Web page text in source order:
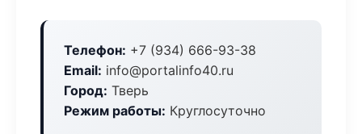
Телефон: +7 (934) 666-93-38
Email: info@portalinfo40.ru
Город: Тверь
Режим работы: Круглосуточно